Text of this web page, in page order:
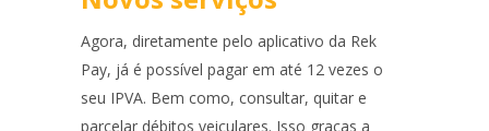
Agora, diretamente pelo aplicativo da Rek
Pay, já é possível pagar em até 12 vezes o
seu IPVA. Bem como, consultar, quitar e
parcelar débitos veiculares. Isso graças a